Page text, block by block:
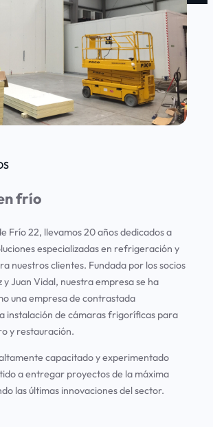
frío
Frío 22, llevamos 20 años dedicados a
especializadas en refrigeración y
nuestros clientes. Fundada por los socios
y Juan Vidal, nuestra empresa se ha
una empresa de contrastada
instalación de cámaras frigoríficas para
y restauración.
capacitado y experimentado
a entregar proyectos de la máxima
las últimas innovaciones del sector.